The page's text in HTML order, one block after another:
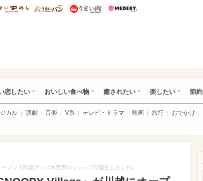
ディズニー特集
うまいめし うまいパン うまい肉
恋したい おいしい食べ物 癒されたい 楽したい 節約
カル 演劇 音楽 V系 テレビ・ドラマ 映画 旅行 おでかけ
プン！限定グッズ大充実のショップが誕生しました♪